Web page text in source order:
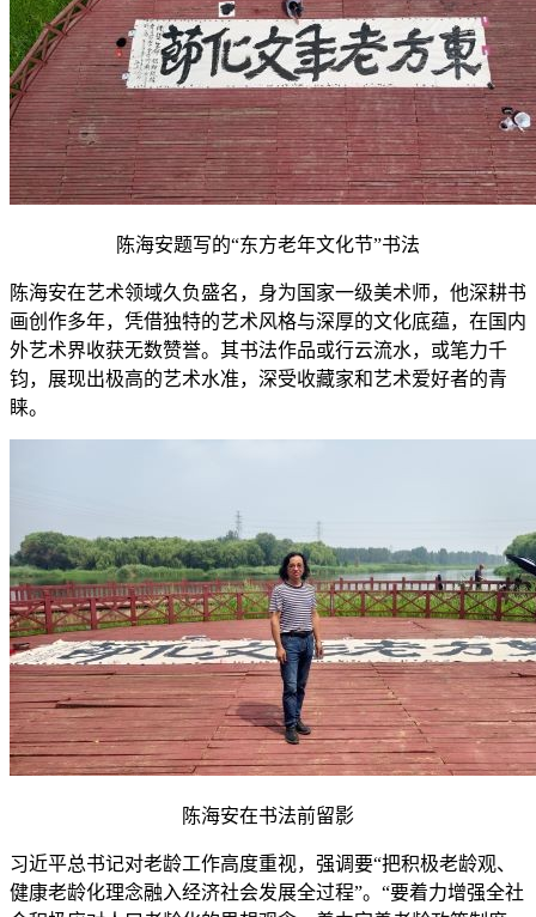
陈海安题写的“东方老年文化节”书法
陈海安在艺术领域久负盛名，身为国家一级美术师，他深耕书
画创作多年，凭借独特的艺术风格与深厚的文化底蕴，在国内
外艺术界收获无数赞誉。其书法作品或行云流水，或笔力千
钧，展现出极高的艺术水准，深受收藏家和艺术爱好者的青
睐。
陈海安在书法前留影
习近平总书记对老龄工作高度重视，强调要“把积极老龄观、
健康老龄化理念融入经济社会发展全过程”。“要着力增强全社